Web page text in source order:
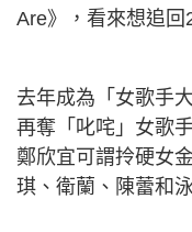
Are》，看來想追回
去年成為「女歌手
再奪「叱咤」女歌
鄭欣宜可謂拎硬女
琪、衛蘭、陳蕾和